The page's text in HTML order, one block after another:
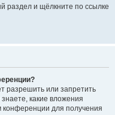
раздел и щёлкните по ссылке
разрешить или запретить
какие вложения
для получения